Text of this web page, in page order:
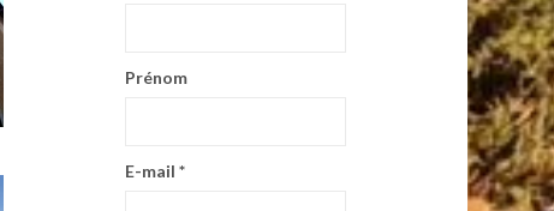
Prénom
E-mail *